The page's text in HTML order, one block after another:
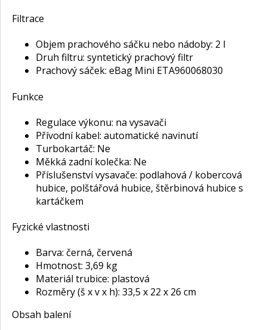
Filtrace
Objem prachového sáčku nebo nádoby: 2 l
Druh filtru: syntetický prachový filtr
Prachový sáček: eBag Mini ETA960068030
Funkce
Regulace výkonu: na vysavači
Přívodní kabel: automatické navinutí
Turbokartáč: Ne
Měkká zadní kolečka: Ne
Příslušenství vysavače: podlahová / kobercová
hubice, polštářová hubice, štěrbinová hubice s
kartáčkem
Fyzické vlastnosti
Barva: černá, červená
Hmotnost: 3,69 kg
Materiál trubice: plastová
Rozměry (š x v x h): 33,5 x 22 x 26 cm
Obsah balení